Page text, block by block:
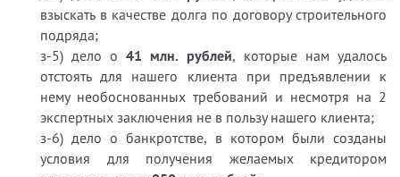
взыскать в качестве долга по договору строительного
подряда;
з-5) дело о 41 млн. рублей, которые нам удалось
отстоять для нашего клиента при предъявлении к
нему необоснованных требований и несмотря на 2
экспертных заключения не в пользу нашего клиента;
з-6) дело о банкротстве, в котором были созданы
условия для получения желаемых кредитором